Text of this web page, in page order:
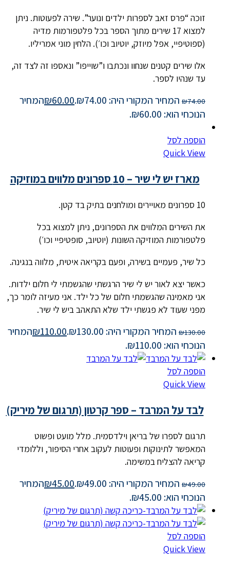
זוכה “פרס זאב לספרות ילדים ונוער”. שירה לפעוטות. ניתן
למצוא 17 שירים מתוך הספר בכל פלטפורמות מדיה
(ספוטיפיי, אפל מיוזק, יוטיוב וכו׳). הלחין מוני אמריליו.
אלו שירים קטנים שנחוו ונכתבו ו”שוייפו” ונאספו זה לצד זה,
עד שנהיו לספר.
₪74.00 המחיר המקורי היה: ₪74.00. ₪60.00
המחיר
הנוכחי הוא: ₪60.00.
הוספה לסל
Quick View
מארז יש לי שיר – 10 ספרונים מלווים במוזיקה
10 ספרונים מאויירים ומולחנים בתיק בד קטן.
את השירים המלווים את הספרונים, ניתן למצוא בכל
פלטפורמות המוזיקה השונות (יוטיוב, סופטיפיי וכו׳)
כל שיר, פעמיים בשירה, ופעם בקריאה איטית, מלווה בנגינה.
כאשר יצא לאור יש לי שיר הרגשתי שהגשמתי לי חלום ילדות.
אני מאמינה שהגשמתי חלום של כל ילד. אני מעיזה לומר כך,
מפני שעוד לא פגשתי ילד שלא התאהב ביש לי שיר.
₪130.00 המחיר המקורי היה: ₪130.00. ₪110.00
המחיר
הנוכחי הוא: ₪110.00.
הוספה לסל
Quick View
לבד על המרבד – ספר קרטון (תרגום של מיריק)
תרגום לספרו של בריאן וילדסמית. מלל מועט ופשוט
המאפשר לתינוקות ופעוטות לעקוב אחרי הסיפור, וללומדי
קריאה להצליח במשימה.
₪49.00 המחיר המקורי היה: ₪49.00. ₪45.00
המחיר
הנוכחי הוא: ₪45.00.
הוספה לסל
Quick View